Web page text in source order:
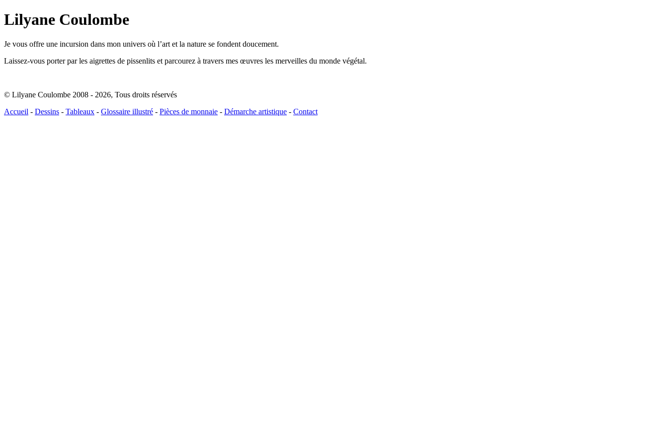
Lilyane Coulombe
Je vous offre une incursion dans mon univers où l’art et la nature se fondent doucement.
Laissez-vous porter par les aigrettes de pissenlits et parcourez à travers mes œuvres les merveilles du monde végétal.
© Lilyane Coulombe 2008 - 2026, Tous droits réservés
Accueil - Dessins - Tableaux - Glossaire illustré - Pièces de monnaie - Démarche artistique - Contact